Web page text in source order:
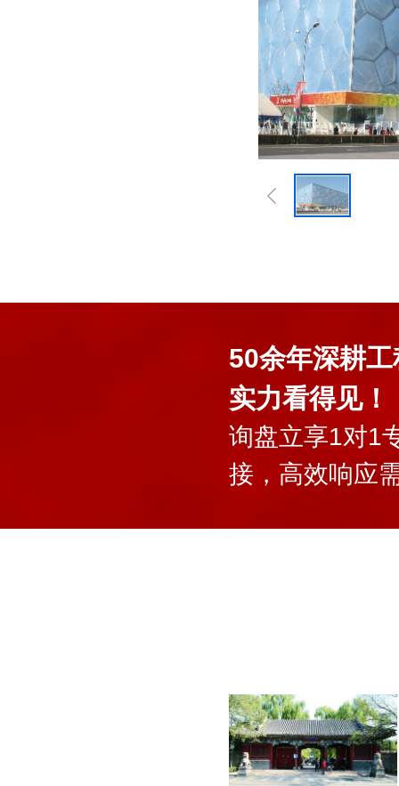
50余年深耕
实力看得见！
询盘立享1对1
接，高效响应